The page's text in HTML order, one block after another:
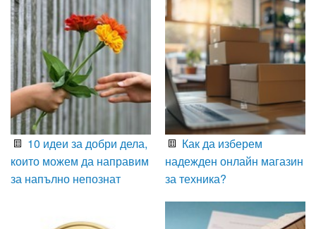
10 идеи за добри дела,
които можем да направим
за напълно непознат
Как да изберем
надежден онлайн магазин
за техника?